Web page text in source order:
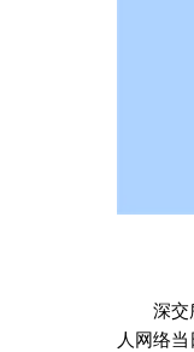
深交
人网络